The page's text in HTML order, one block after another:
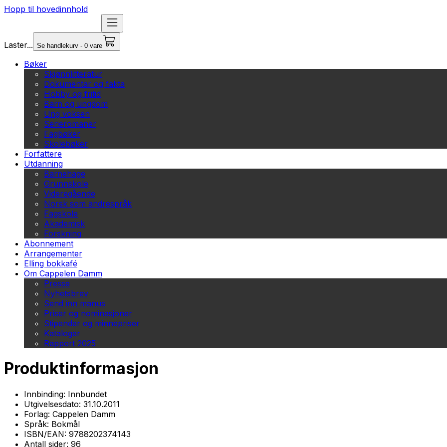
Hopp til hovedinnhold
Laster... Se handlekurv - 0 vare
Bøker
Skjønnlitteratur
Dokumentar og fakta
Hobby og fritid
Barn og ungdom
Ung voksen
Serieromaner
Fagbøker
Skolebøker
Forfattere
Utdanning
Barnehage
Grunnskole
Videregående
Norsk som andrespråk
Fagskole
Akademisk
Forskning
Abonnement
Arrangementer
Elling bokkafé
Om Cappelen Damm
Presse
Nyhetsbrev
Send inn manus
Priser og nominasjoner
Stipender og minnepriser
Kataloger
Rapport 2025
Produktinformasjon
Innbinding: Innbundet
Utgivelsesdato: 31.10.2011
Forlag: Cappelen Damm
Språk: Bokmål
ISBN/EAN: 9788202374143
Antall sider: 96